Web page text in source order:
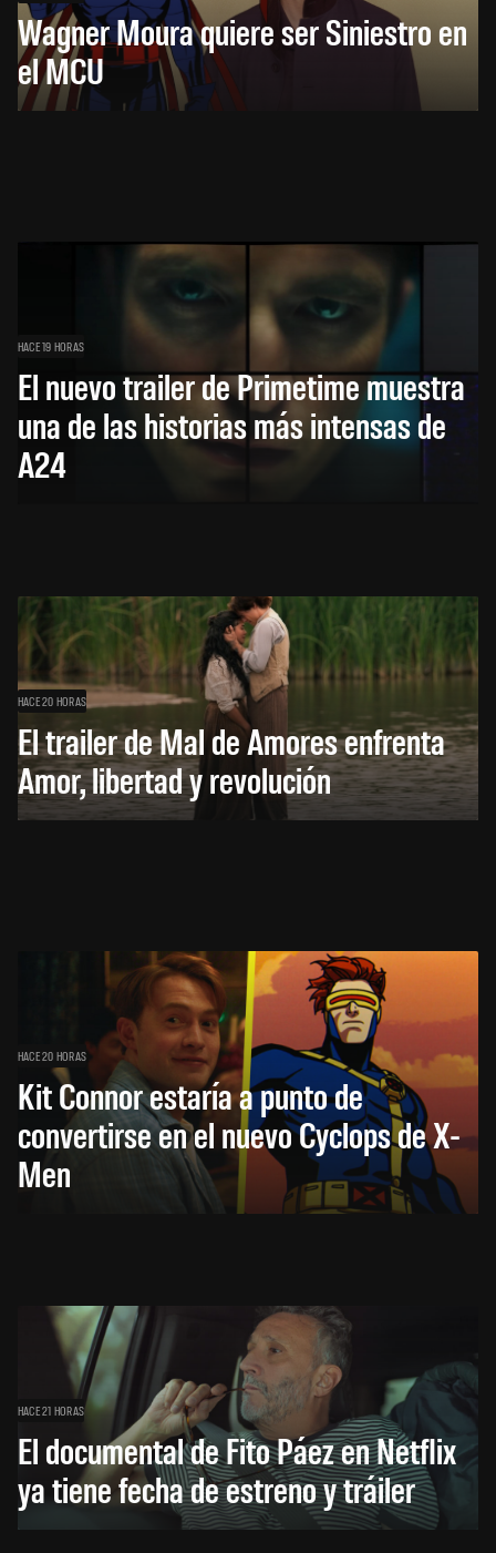
Wagner Moura quiere ser Siniestro en
el MCU
HACE 19 HORAS
El nuevo trailer de Primetime muestra
una de las historias más intensas de
A24
HACE 20 HORAS
El trailer de Mal de Amores enfrenta
Amor, libertad y revolución
HACE 20 HORAS
Kit Connor estaría a punto de
convertirse en el nuevo Cyclops de X-
Men
HACE 21 HORAS
El documental de Fito Páez en Netflix
ya tiene fecha de estreno y tráiler